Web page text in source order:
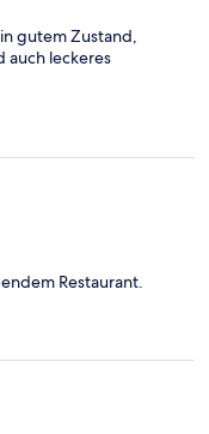
gutem Zustand,
auch leckeres
Restaurant.